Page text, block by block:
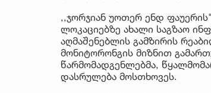
,,ჯორჯიან უოთერ ენდ
ლოკაციებზე ახალი საგზაო
აღმაშენებლის გამზირის
მონიტორონგის მიზნით
წარმომადგენლებმა,
დასრულება მოსთხოვეს.